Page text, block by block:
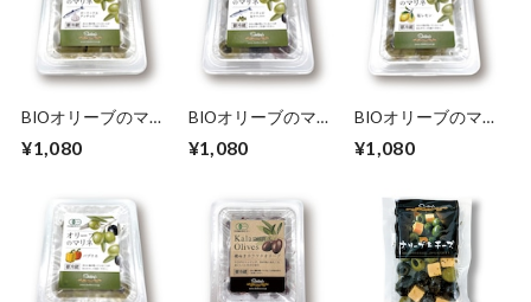
BIOオリーブのマリ
ンチョビ）180g
¥1,080
BIOオリーブのマリ
ーパー）180g
¥1,080
BIOオリーブのマリ
180g
¥1,080